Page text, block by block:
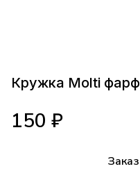
Кружка Molti
150 ₽